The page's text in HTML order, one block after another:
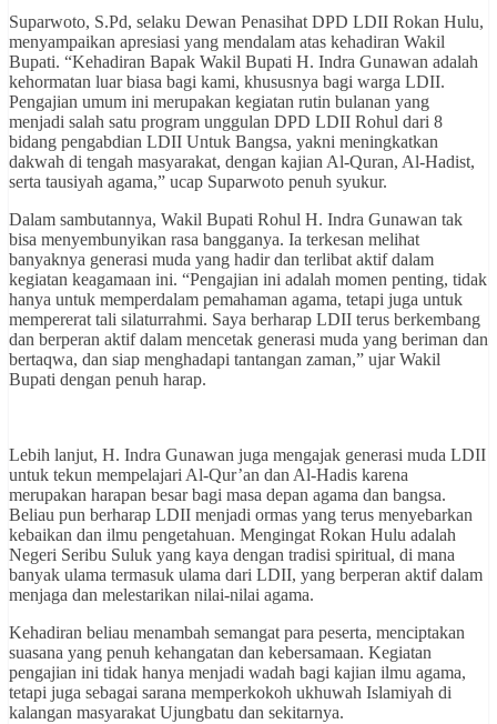
Suparwoto, S.Pd, selaku Dewan Penasihat DPD LDII Rokan Hulu,
menyampaikan apresiasi yang mendalam atas kehadiran Wakil
Bupati. “Kehadiran Bapak Wakil Bupati H. Indra Gunawan adalah
kehormatan luar biasa bagi kami, khususnya bagi warga LDII.
Pengajian umum ini merupakan kegiatan rutin bulanan yang
menjadi salah satu program unggulan DPD LDII Rohul dari 8
bidang pengabdian LDII Untuk Bangsa, yakni meningkatkan
dakwah di tengah masyarakat, dengan kajian Al-Quran, Al-Hadist,
serta tausiyah agama,” ucap Suparwoto penuh syukur.
Dalam sambutannya, Wakil Bupati Rohul H. Indra Gunawan tak
bisa menyembunyikan rasa bangganya. Ia terkesan melihat
banyaknya generasi muda yang hadir dan terlibat aktif dalam
kegiatan keagamaan ini. “Pengajian ini adalah momen penting, tidak
hanya untuk memperdalam pemahaman agama, tetapi juga untuk
mempererat tali silaturrahmi. Saya berharap LDII terus berkembang
dan berperan aktif dalam mencetak generasi muda yang beriman dan
bertaqwa, dan siap menghadapi tantangan zaman,” ujar Wakil
Bupati dengan penuh harap.
Lebih lanjut, H. Indra Gunawan juga mengajak generasi muda LDII
untuk tekun mempelajari Al-Qur’an dan Al-Hadis karena
merupakan harapan besar bagi masa depan agama dan bangsa.
Beliau pun berharap LDII menjadi ormas yang terus menyebarkan
kebaikan dan ilmu pengetahuan. Mengingat Rokan Hulu adalah
Negeri Seribu Suluk yang kaya dengan tradisi spiritual, di mana
banyak ulama termasuk ulama dari LDII, yang berperan aktif dalam
menjaga dan melestarikan nilai-nilai agama.
Kehadiran beliau menambah semangat para peserta, menciptakan
suasana yang penuh kehangatan dan kebersamaan. Kegiatan
pengajian ini tidak hanya menjadi wadah bagi kajian ilmu agama,
tetapi juga sebagai sarana memperkokoh ukhuwah Islamiyah di
kalangan masyarakat Ujungbatu dan sekitarnya.